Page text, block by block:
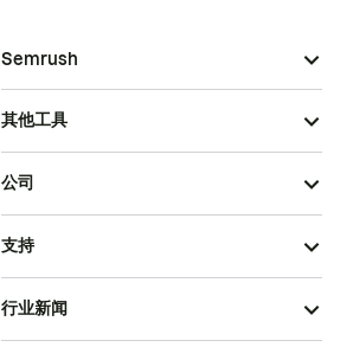
Semrush
其他工具
公司
支持
行业新闻